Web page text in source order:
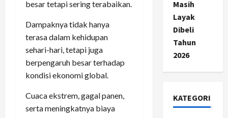
besar tetapi sering terabaikan.
Dampaknya tidak hanya
terasa dalam kehidupan
sehari-hari, tetapi juga
berpengaruh besar terhadap
kondisi ekonomi global.
Cuaca ekstrem, gagal panen,
serta meningkatnya biaya
Masih
Layak
Dibeli
Tahun
2026
KATEGORI